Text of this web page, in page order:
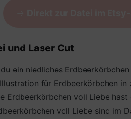
und Laser Cut
ein niedliches
für Erdbeerkörbchen
Erdbeerkörbchen voll Liebe
voll Liebe sind im